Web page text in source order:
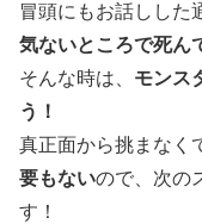
冒頭にもお話しした
気ないところで死ん
そんな時は、 モンス
う！
真正面から挑まなく
要もないので、次の
す！